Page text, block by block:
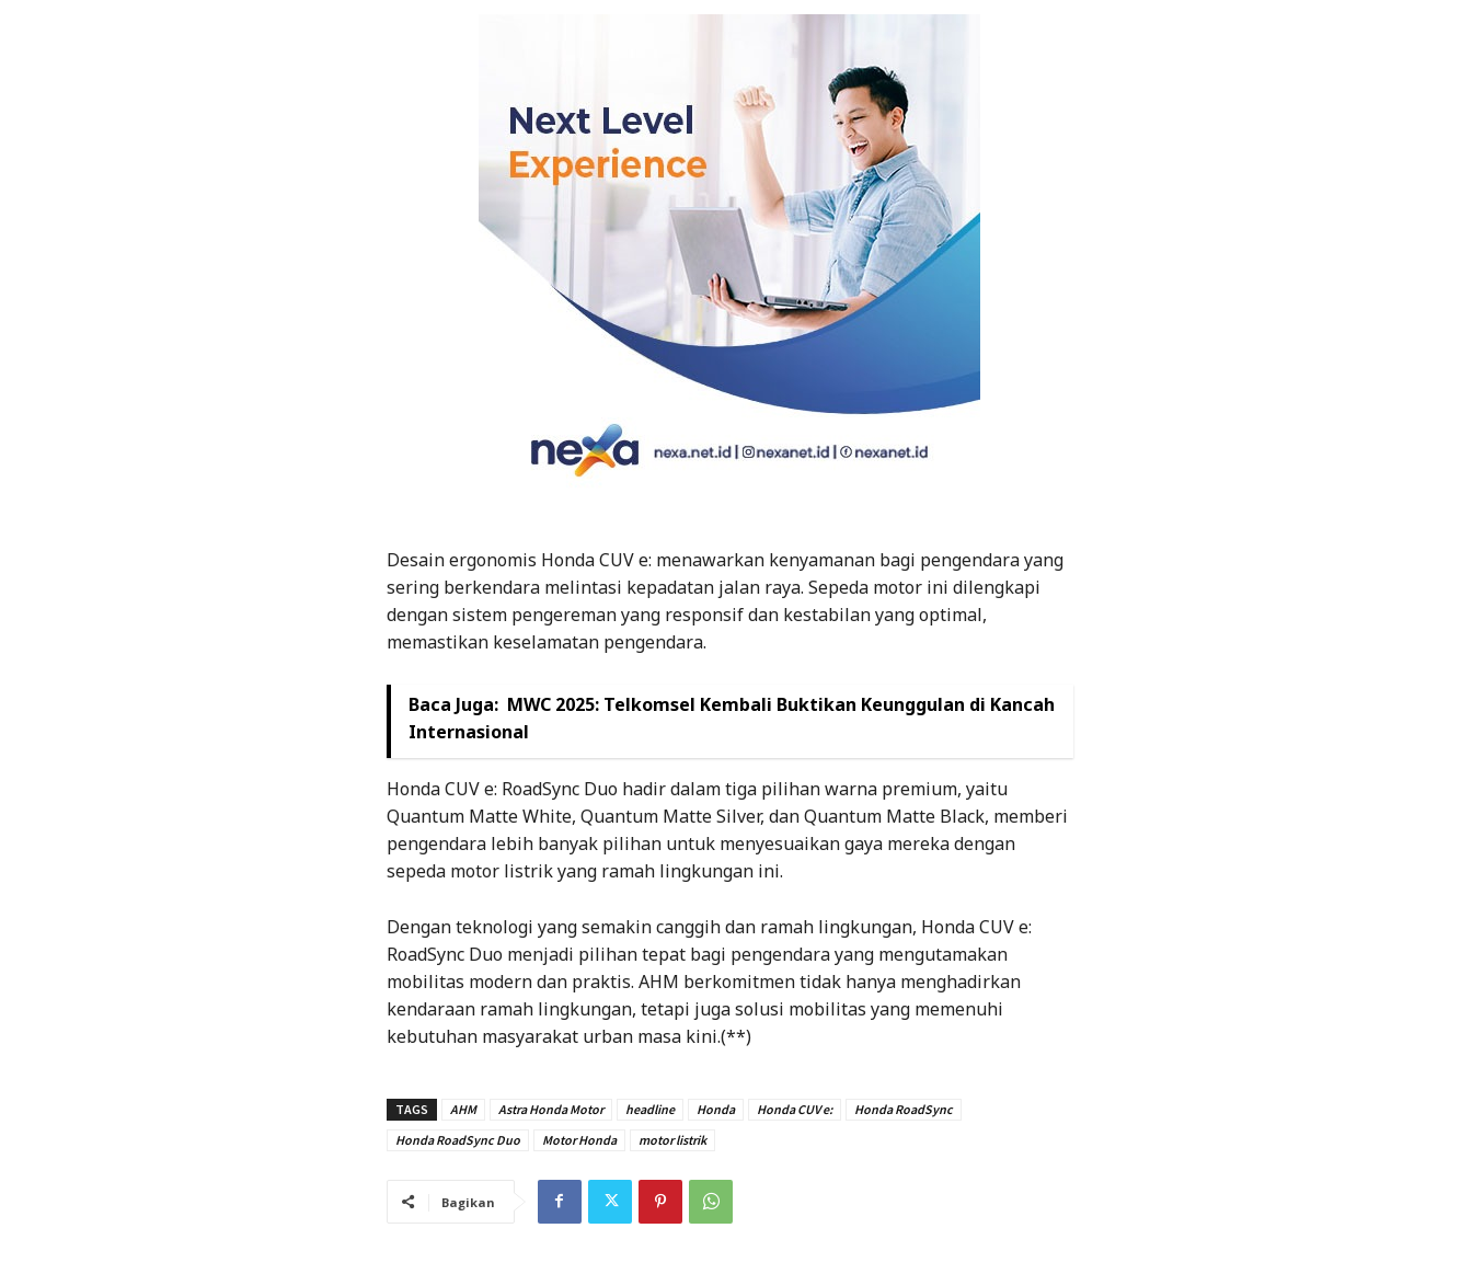
Desain ergonomis Honda CUV e: menawarkan kenyamanan bagi pengendara yang
sering berkendara melintasi kepadatan jalan raya. Sepeda motor ini dilengkapi
dengan sistem pengereman yang responsif dan kestabilan yang optimal,
memastikan keselamatan pengendara.
Baca Juga: MWC 2025: Telkomsel Kembali Buktikan Keunggulan di Kancah
Internasional
Honda CUV e: RoadSync Duo hadir dalam tiga pilihan warna premium, yaitu
Quantum Matte White, Quantum Matte Silver, dan Quantum Matte Black, memberi
pengendara lebih banyak pilihan untuk menyesuaikan gaya mereka dengan
sepeda motor listrik yang ramah lingkungan ini.
Dengan teknologi yang semakin canggih dan ramah lingkungan, Honda CUV e:
RoadSync Duo menjadi pilihan tepat bagi pengendara yang mengutamakan
mobilitas modern dan praktis. AHM berkomitmen tidak hanya menghadirkan
kendaraan ramah lingkungan, tetapi juga solusi mobilitas yang memenuhi
kebutuhan masyarakat urban masa kini.(**)
TAGS AHM Astra Honda Motor headline Honda Honda CUV e:
Honda RoadSync
Honda RoadSync Duo
Motor Honda motor listrik
Bagikan